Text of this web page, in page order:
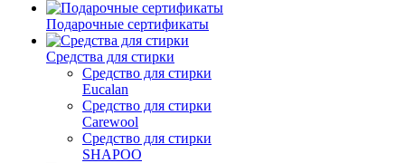
Подарочные сертификаты
Средства для стирки
Средство для стирки
Eucalan
Средство для стирки
Carewool
Средство для стирки
SHAPOO